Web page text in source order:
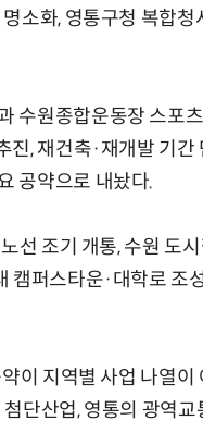
소화, 영통구청 복합
수원종합운동장 스포
진, 재건축·재개발 기
공약으로 내놨다.
선 조기 개통, 수원 도
캠퍼스타운·대학로 조
이 지역별 사업 나열
단산업, 영통의 광역